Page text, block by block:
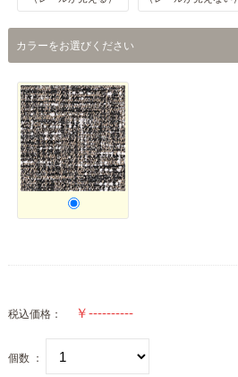
カラーをお選びください
税込価格：
個数 ：